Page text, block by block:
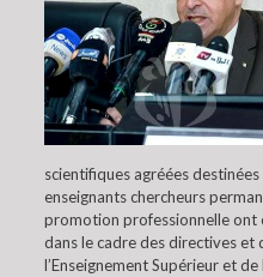
scientifiques agréées
enseignants chercheurs
promotion professionnelle ont
dans le cadre des directives
l’Enseignement Supérieur et